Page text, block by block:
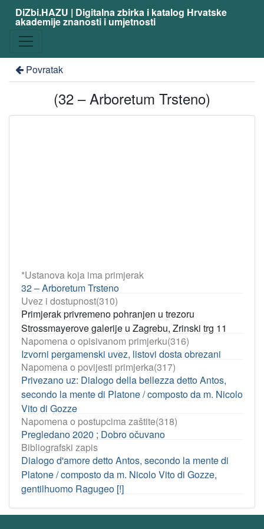
DiZbi.HAZU | Digitalna zbirka i katalog Hrvatske
akademije znanosti i umjetnosti
Povratak
(32 – Arboretum Trsteno)
*Ustanova koja ima primjerak
32 – Arboretum Trsteno
Uvez i dostupnost(310)
Primjerak privremeno pohranjen u trezoru
Strossmayerove galerije u Zagrebu, Zrinski trg 11
Napomena o opisivanom primjerku(316)
Izvorni pergamenski uvez, listovi dosta obrezani
Napomena o povijesti primjerka(317)
Privezano uz: Dialogo della bellezza detto Antos,
secondo la mente di Platone / composto da m. Nicolo
Vito di Gozze
Napomena o postupcima zaštite(318)
Pregledano 2020 ; Dobro očuvano
Bibliografski zapis
Dialogo d'amore detto Antos, secondo la mente di
Platone / composto da m. Nicolo Vito di Gozze,
gentilhuomo Ragugeo [!]